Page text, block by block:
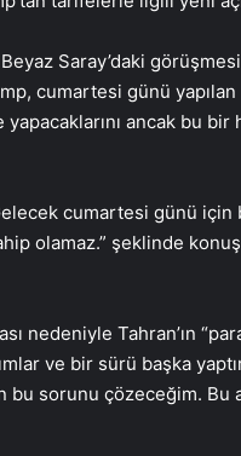
Saray’daki
cumartesi günü yapılan
ancak bu bir
cumartesi günü için
olamaz.” şeklinde
nedeniyle Tahran’ın
ve bir sürü başka
sorunu çözeceğim. Bu